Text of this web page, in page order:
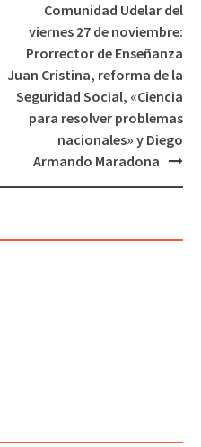
Comunidad Udelar del
viernes 27 de noviembre:
Prorrector de Enseñanza
Juan Cristina, reforma de la
Seguridad Social, «Ciencia
para resolver problemas
nacionales» y Diego
Armando Maradona